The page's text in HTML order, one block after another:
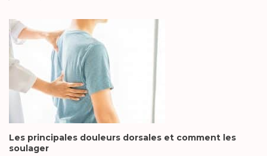
Les principales douleurs dorsales et comment les
soulager